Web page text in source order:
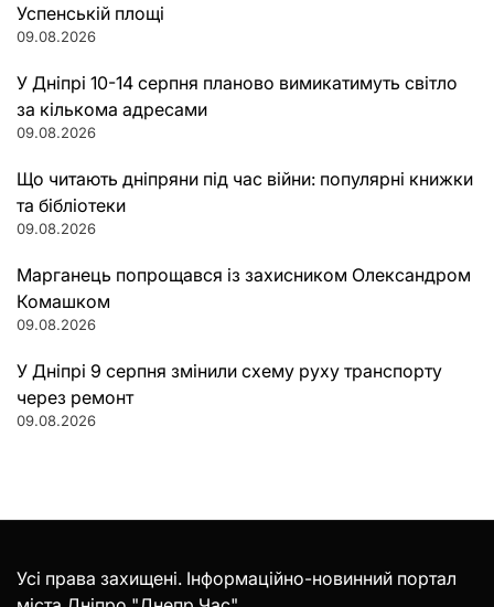
Успенській площі
09.08.2026
У Дніпрі 10-14 серпня планово вимикатимуть світло
за кількома адресами
09.08.2026
Що читають дніпряни під час війни: популярні книжки
та бібліотеки
09.08.2026
Марганець попрощався із захисником Олександром
Комашком
09.08.2026
У Дніпрі 9 серпня змінили схему руху транспорту
через ремонт
09.08.2026
Усі права захищені. Інформаційно-новинний портал